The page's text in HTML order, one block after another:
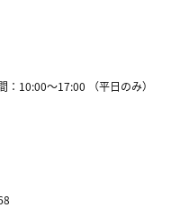
10:00～17:00 （平日のみ）